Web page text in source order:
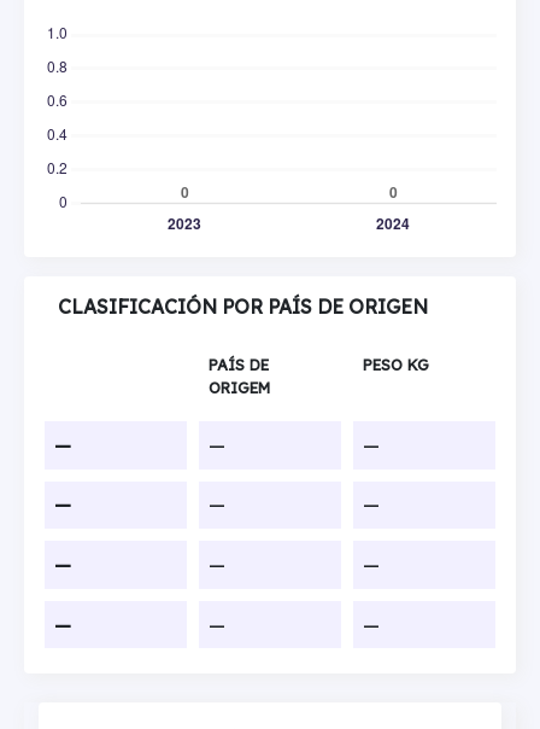
CLASIFICACIÓN POR PAÍS DE ORIGEN
PAÍS DE
ORIGEM
PESO KG
— — —
— — —
— — —
— — —